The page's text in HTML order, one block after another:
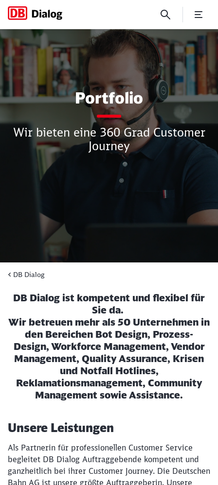
Portfolio
Portfolio
Wir bieten eine 360 Grad Customer
Journey
DB Dialog
DB Dialog ist kompetent und flexibel für
Sie da.
Wir betreuen mehr als 50 Unternehmen in
den Bereichen Bot Design, Prozess-
Design, Workforce Management, Vendor
Management, Quality Assurance, Krisen
und Notfall Hotlines,
Reklamationsmanagement, Community
Management sowie Assistance.
Unsere Leistungen
Als Partnerin für professionellen Customer Service
begleitet DB Dialog Auftraggebende kompetent und
ganzheitlich bei ihrer Customer Journey. Die Deutschen
Bahn AG ist unsere größte Auftraggeberin. Unsere